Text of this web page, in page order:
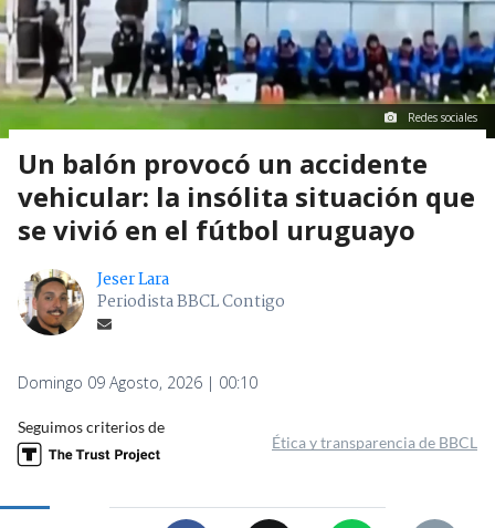
Redes sociales
Un balón provocó un accidente
vehicular: la insólita situación que
se vivió en el fútbol uruguayo
Jeser Lara
Periodista BBCL Contigo
Domingo 09 Agosto, 2026 | 00:10
Seguimos criterios de
Ética y transparencia de BBCL